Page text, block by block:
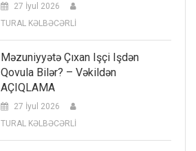
27 İyul 2026
TURAL KƏLBƏCƏRLİ
Məzuniyyətə Çıxan Işçi Işdən
Qovula Bilər? – Vəkildən
AÇIQLAMA
27 İyul 2026
TURAL KƏLBƏCƏRLİ